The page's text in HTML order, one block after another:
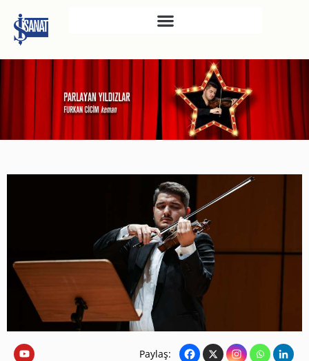
SAHNE SANATLARI
TÜRKIYE İŞ BANKASI
RESIM HEYKEL MÜZESI
MÜZESI
İKTISADI BAĞIMSIZLIK
ATATÜRK KÜTÜPHANESI
SANAT GALERILERI
KÜLTÜREL MIRASA
DESTEK
Paylaş: